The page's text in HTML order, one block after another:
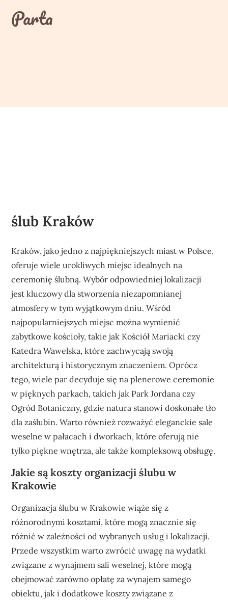
contentParta
ślub Kraków
Kraków, jako jedno z najpiękniejszych miast w Polsce,
oferuje wiele urokliwych miejsc idealnych na
ceremonię ślubną. Wybór odpowiedniej lokalizacji
jest kluczowy dla stworzenia niezapomnianej
atmosfery w tym wyjątkowym dniu. Wśród
najpopularniejszych miejsc można wymienić
zabytkowe kościoły, takie jak Kościół Mariacki czy
Katedra Wawelska, które zachwycają swoją
architekturą i historycznym znaczeniem. Oprócz
tego, wiele par decyduje się na plenerowe ceremonie
w pięknych parkach, takich jak Park Jordana czy
Ogród Botaniczny, gdzie natura stanowi doskonałe tło
dla zaślubin. Warto również rozważyć eleganckie sale
weselne w pałacach i dworkach, które oferują nie
tylko piękne wnętrza, ale także kompleksową obsługę.
Jakie są koszty organizacji ślubu w
Krakowie
Organizacja ślubu w Krakowie wiąże się z
różnorodnymi kosztami, które mogą znacznie się
różnić w zależności od wybranych usług i lokalizacji.
Przede wszystkim warto zwrócić uwagę na wydatki
związane z wynajmem sali weselnej, które mogą
obejmować zarówno opłatę za wynajem samego
obiektu, jak i dodatkowe koszty związane z